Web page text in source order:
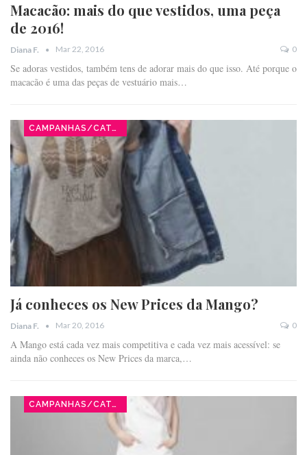
Macacão: mais do que vestidos, uma peça
de 2016!
Diana F. Mar 22, 2016 0
Se adoras vestidos, também tens de adorar mais do que isso. Até porque o
macacão é uma das peças de vestuário mais…
CAMPANHAS/CATÁLOGOS
Já conheces os New Prices da Mango?
Diana F. Mar 20, 2016 0
A Mango está cada vez mais competitiva e cada vez mais acessível: se
ainda não conheces os New Prices da marca,…
CAMPANHAS/CATÁLOGOS